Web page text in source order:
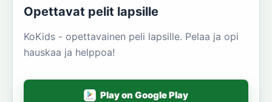
Opettavat pelit lapsille
KoKids - opettavainen peli lapsille. Pelaa ja opi
hauskaa ja helppoa!
Play on Google Play